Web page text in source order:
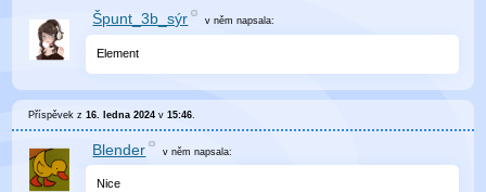
Špunt_3b_sýr v němnapsala:
Element
Příspěvek z16. ledna 2024 v15:46
Blender v němnapsala:
Nice